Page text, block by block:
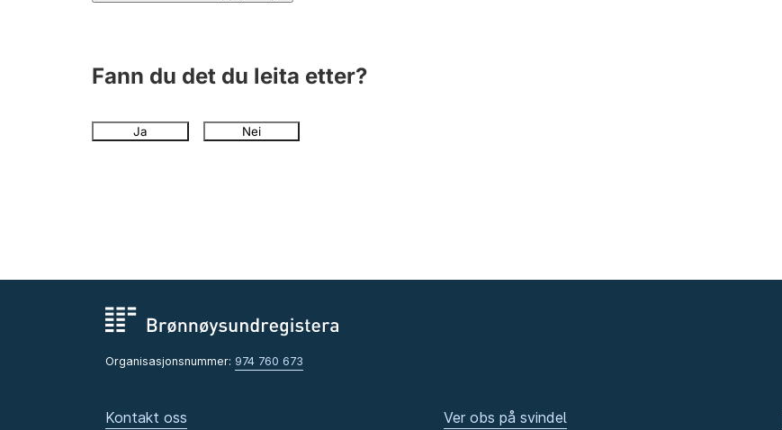
Fann du det du leita etter?
Ja Nei
Organisasjonsnummer: 974 760 673
Kontakt oss Ver obs på svindel